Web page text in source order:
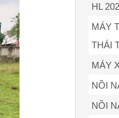
HL
MÁY
THÁI
MÁY
NỒI
NỒI